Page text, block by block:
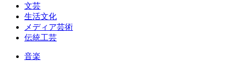
文芸
生活文化
メディア芸術
伝統工芸
音楽